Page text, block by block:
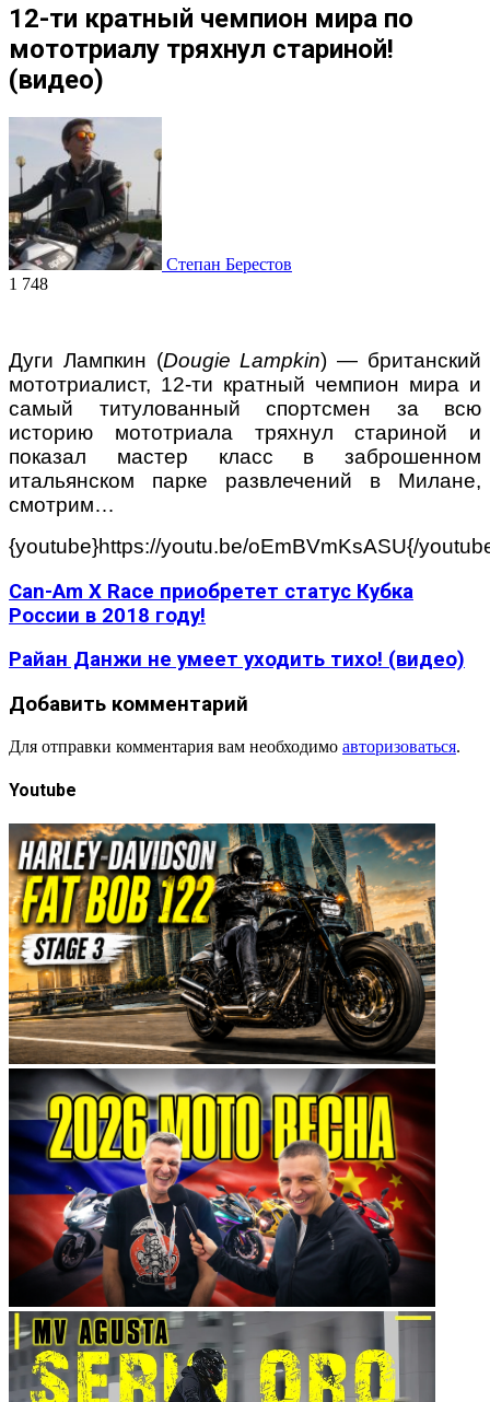
12-ти кратный чемпион мира по
мототриалу тряхнул стариной!
(видео)
Степан Берестов
1 748
Дуги Лампкин (Dougie Lampkin) — британский
мототриалист, 12-ти кратный чемпион мира и
самый титулованный спортсмен за всю
историю мототриала тряхнул стариной и
показал мастер класс в заброшенном
итальянском парке развлечений в Милане,
смотрим…
{youtube}https://youtu.be/oEmBVmKsASU{/
Can-Am X Race приобретет статус Кубка
России в 2018 году!
Райан Данжи не умеет уходить тихо! (видео)
Добавить комментарий
Для отправки комментария вам необходимо авторизоваться.
Youtube